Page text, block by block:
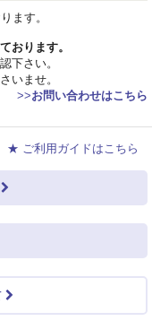
ます。
おります。
下さい。
いませ。
>>お問い合わせはこちら
★ ご利用ガイドはこちら